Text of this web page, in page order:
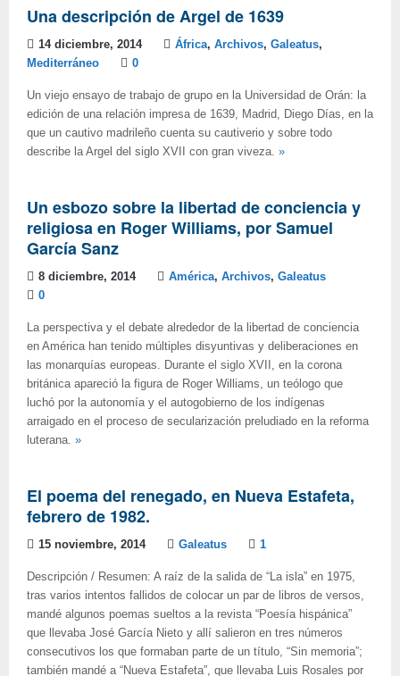
Una descripción de Argel de 1639
14 diciembre, 2014 África, Archivos, Galeatus,
Mediterráneo
0
Un viejo ensayo de trabajo de grupo en la Universidad de Orán: la
edición de una relación impresa de 1639, Madrid, Diego Días, en la
que un cautivo madrileño cuenta su cautiverio y sobre todo
describe la Argel del siglo XVII con gran viveza. »
Un esbozo sobre la libertad de conciencia y
religiosa en Roger Williams, por Samuel
García Sanz
8 diciembre, 2014 América, Archivos, Galeatus
0
La perspectiva y el debate alrededor de la libertad de conciencia
en América han tenido múltiples disyuntivas y deliberaciones en
las monarquías europeas. Durante el siglo XVII, en la corona
británica apareció la figura de Roger Williams, un teólogo que
luchó por la autonomía y el autogobierno de los indígenas
arraigado en el proceso de secularización preludiado en la reforma
luterana. »
El poema del renegado, en Nueva Estafeta,
febrero de 1982.
15 noviembre, 2014 Galeatus 1
Descripción / Resumen: A raíz de la salida de “La isla” en 1975,
tras varios intentos fallidos de colocar un par de libros de versos,
mandé algunos poemas sueltos a la revista “Poesía hispánica”
que llevaba José García Nieto y allí salieron en tres números
consecutivos los que formaban parte de un título, “Sin memoria”;
también mandé a “Nueva Estafeta”, que llevaba Luis Rosales por